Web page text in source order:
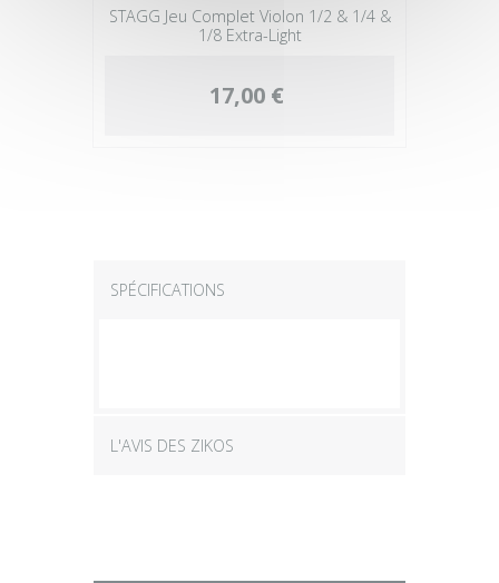
STAGG Jeu Complet Violon 1/2 & 1/4 &
1/8 Extra-Light
17,00 €
SPÉCIFICATIONS
L'AVIS DES ZIKOS